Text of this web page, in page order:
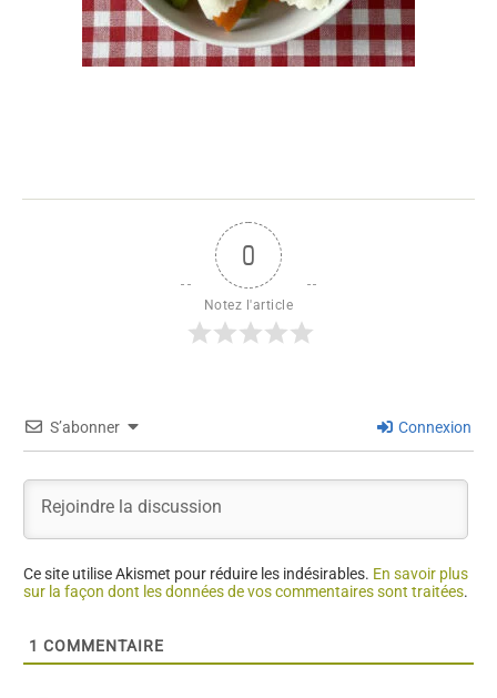
0
Notez l'article
S’abonner Connexion
Ce site utilise Akismet pour réduire les indésirables. En savoir plus
sur la façon dont les données de vos commentaires sont traitées.
1 COMMENTAIRE